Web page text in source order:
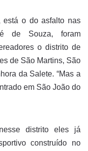
está o do asfalto nas
de Souza, foram
o distrito de
de São Martins, São
da Salete. “Mas a
em São João do
distrito eles já
construído no